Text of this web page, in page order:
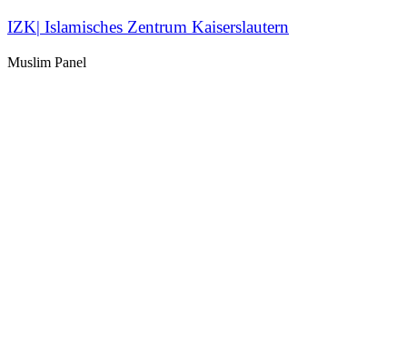
IZK| Islamisches Zentrum Kaiserslautern
Muslim Panel